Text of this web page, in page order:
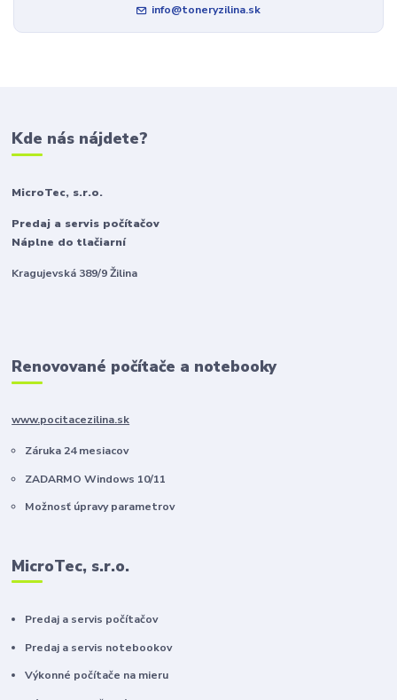
info@toneryzilina.sk
Kde nás nájdete?
MicroTec, s.r.o.
Predaj a servis počítačov
Náplne do tlačiarní
Kragujevská 389/9 Žilina
Renovované počítače a notebooky
www.pocitacezilina.sk
Záruka 24 mesiacov
ZADARMO Windows 10/11
Možnosť úpravy parametrov
MicroTec, s.r.o.
Predaj a servis počítačov
Predaj a servis notebookov
Výkonné počítače na mieru